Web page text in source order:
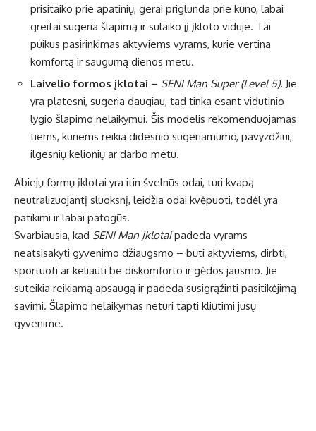
prisitaiko prie apatinių, gerai priglunda prie kūno, labai
greitai sugeria šlapimą ir sulaiko jį įkloto viduje. Tai
puikus pasirinkimas aktyviems vyrams, kurie vertina
komfortą ir saugumą dienos metu.
Laivelio formos įklotai – SENI Man Super (Level 5). Jie
yra platesni, sugeria daugiau, tad tinka esant vidutinio
lygio šlapimo nelaikymui. Šis modelis rekomenduojamas
tiems, kuriems reikia didesnio sugeriamumo, pavyzdžiui,
ilgesnių kelionių ar darbo metu.
Abiejų formų įklotai yra itin švelnūs odai, turi kvapą
neutralizuojantį sluoksnį, leidžia odai kvėpuoti, todėl yra
patikimi ir labai patogūs.
Svarbiausia, kad SENI Man įklotaipadeda vyrams
neatsisakyti gyvenimo džiaugsmo – būti aktyviems, dirbti,
sportuoti ar keliauti be diskomforto ir gėdos jausmo. Jie
suteikia reikiamą apsaugą ir padeda susigrąžinti pasitikėjimą
savimi. Šlapimo nelaikymas neturi tapti kliūtimi jūsų
gyvenime.